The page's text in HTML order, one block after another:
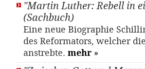
"Martin Luther: Rebell in
(Sachbuch)
Eine neue Biographie
des Reformators, welcher
anstrebte. mehr »